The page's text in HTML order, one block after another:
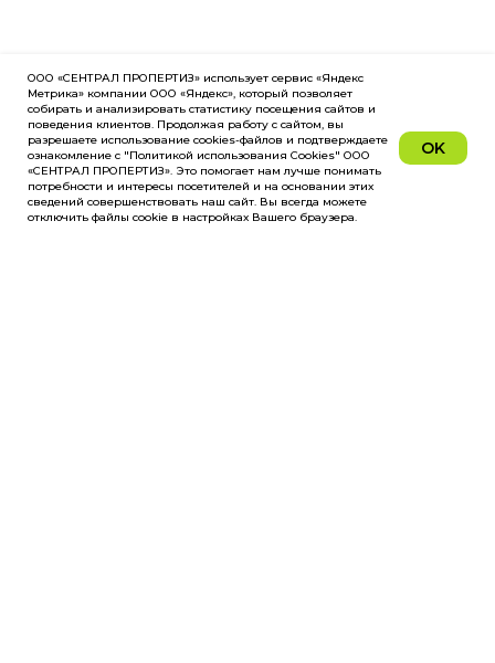
ООО «СЕНТРАЛ ПРОПЕРТИЗ» использует сервис «Яндекс
Метрика» компании ООО «Яндекс», который позволяет
собирать и анализировать статистику посещения сайтов и
поведения клиентов. Продолжая работу с сайтом, вы
разрешаете использование cookies-файлов и подтверждаете
ознакомление с "Политикой использования Cookies" ООО
«СЕНТРАЛ ПРОПЕРТИЗ». Это помогает нам лучше понимать
потребности и интересы посетителей и на основании этих
сведений совершенствовать наш сайт. Вы всегда можете
отключить файлы cookie в настройках Вашего браузера.
OK